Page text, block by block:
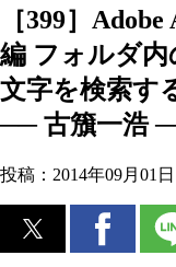
［399］
編 フォルダ内
文字を検索す
── 古籏一浩
投稿： 2014年09月01日